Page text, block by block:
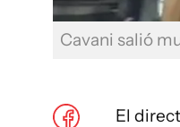
Cavani salió
El